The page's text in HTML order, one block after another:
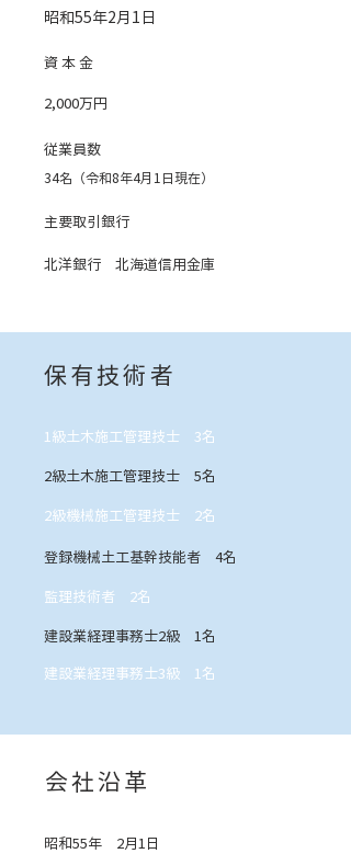
昭和55年2月1日
資 本 金
2,000万円
従業員数
34名（令和8年4月1日現在）
主要取引銀行
北洋銀行 北海道信用金庫
保有技術者
1級土木施工管理技士 3名
2級土木施工管理技士 5名
2級機械施工管理技士 2名
登録機械土工基幹技能者 4名
監理技術者 2名
建設業経理事務士2級 1名
建設業経理事務士3級 1名
会社沿革
昭和55年 2月1日